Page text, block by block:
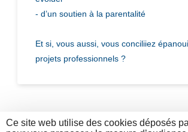
- d’un soutien à la parentalité
Et si, vous aussi, vous conciliiez
projets professionnels ?
RETOUR AUX OFFRES
Ce site web utilise des cookies déposés